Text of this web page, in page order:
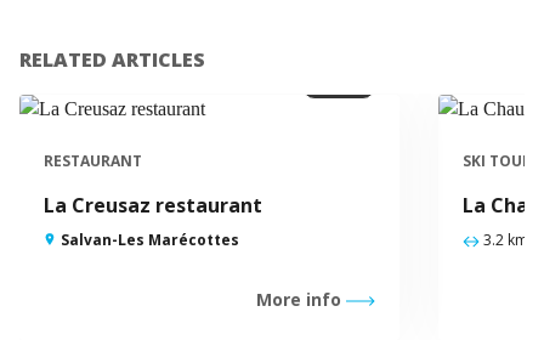
RELATED ARTICLES
RESTAURANT
La Creusaz restaurant
Salvan-Les Marécottes
More info
SKI
La
3.2 km